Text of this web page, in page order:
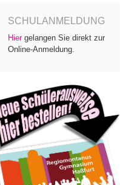
SCHULANMELDUNG
Hiergelangen Sie direkt zur
Online-Anmeldung.